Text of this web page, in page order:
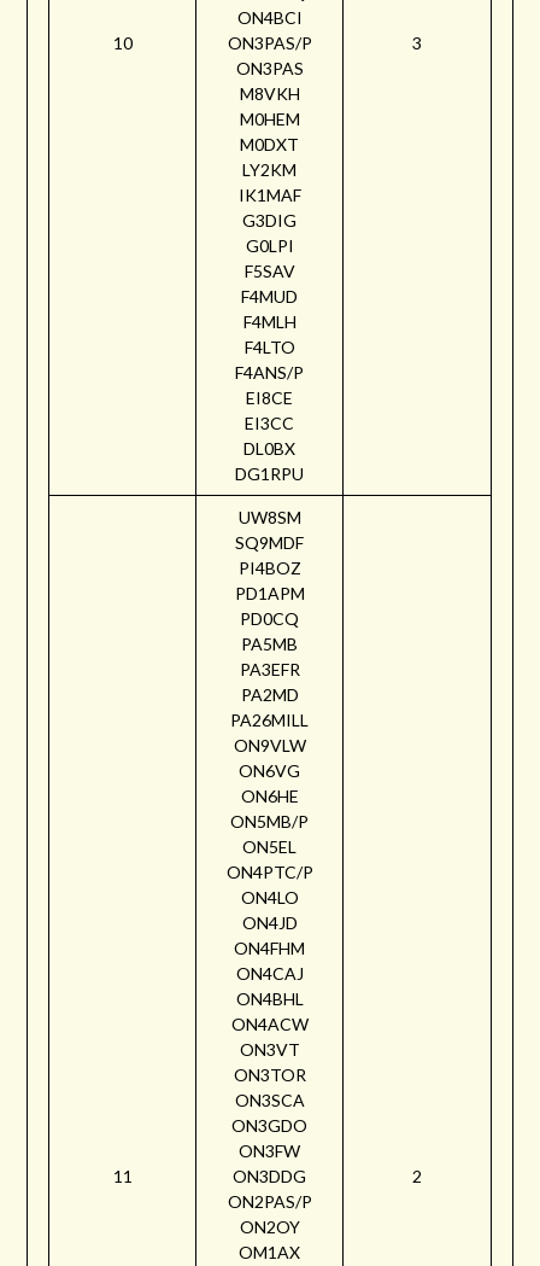
10
ON4BCI
ON3PAS/P
ON3PAS
M8VKH
M0HEM
M0DXT
LY2KM
IK1MAF
G3DIG
G0LPI
F5SAV
F4MUD
F4MLH
F4LTO
F4ANS/P
EI8CE
EI3CC
DL0BX
DG1RPU
3
11
UW8SM
SQ9MDF
PI4BOZ
PD1APM
PD0CQ
PA5MB
PA3EFR
PA2MD
PA26MILL
ON9VLW
ON6VG
ON6HE
ON5MB/P
ON5EL
ON4PTC/P
ON4LO
ON4JD
ON4FHM
ON4CAJ
ON4BHL
ON4ACW
ON3VT
ON3TOR
ON3SCA
ON3GDO
ON3FW
ON3DDG
ON2PAS/P
ON2OY
OM1AX
2